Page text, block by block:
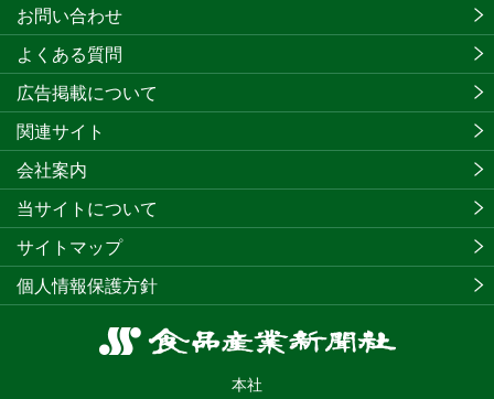
食
産
本社
お問い合わせ
よくある質問
広告掲載について
関連サイト
会社案内
当サイトについて
サイトマップ
個人情報保護方針